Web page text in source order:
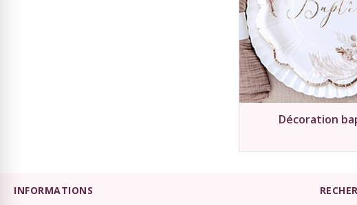
Décoration
INFORMATIONS